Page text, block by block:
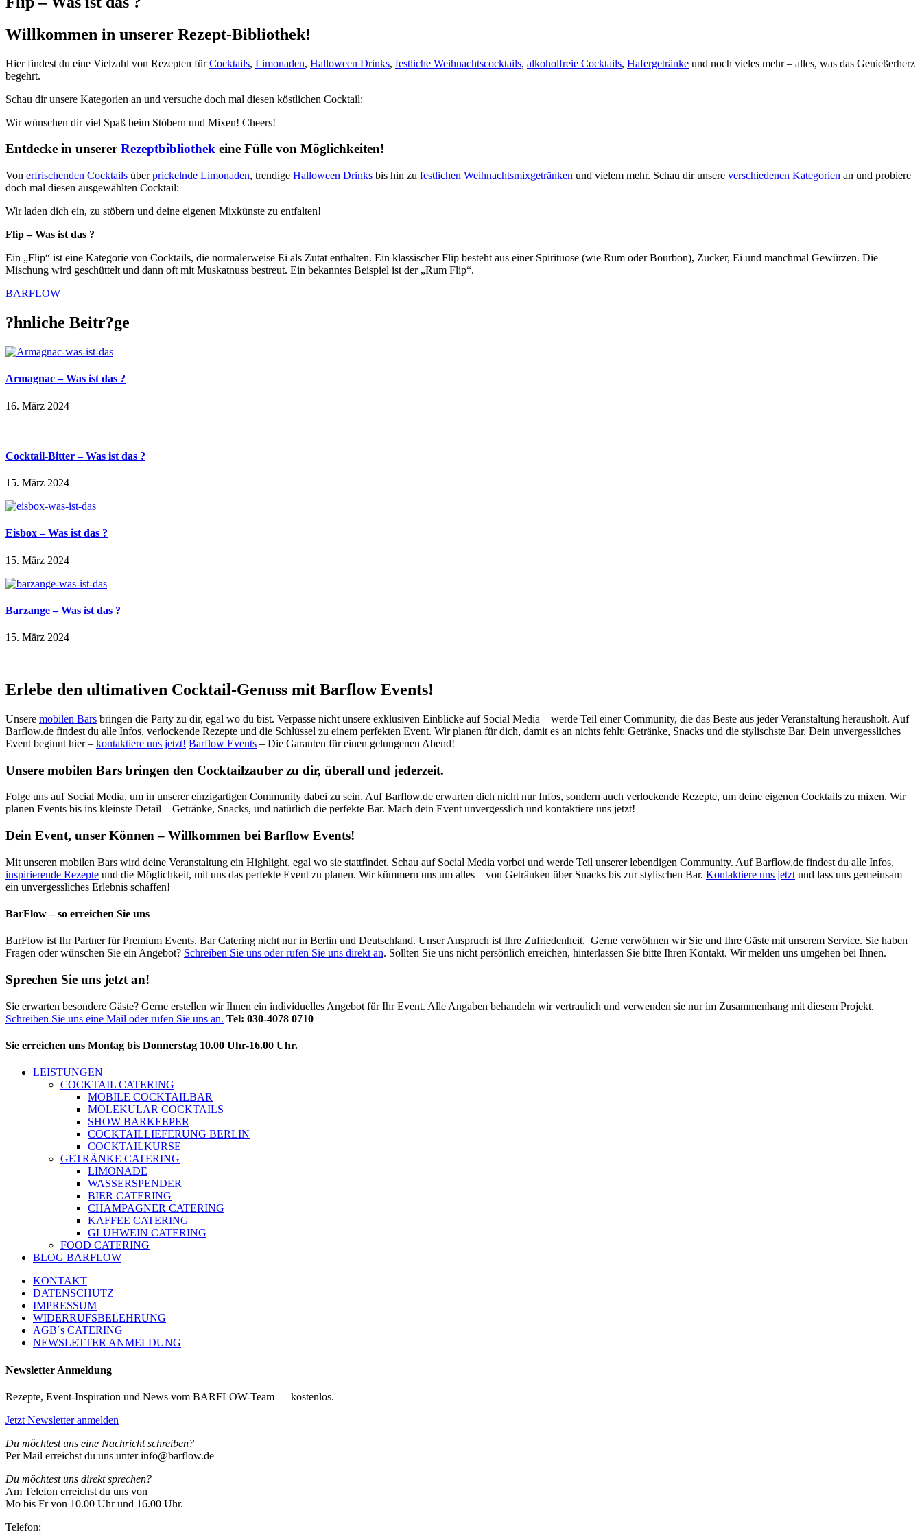
Willkommen in unserer Rezept-Bibliothek!
Hier findest du eine Vielzahl von Rezepten fürCocktails, Limonaden, Halloween Drinks, festliche Weihnachtscocktails, alkoholfreie Cocktails, Hafergetränke und noch vieles mehr – alles, was das Genießerherz
begehrt.
Schau dir unsere Kategorien an und versuche doch mal diesen köstlichen Cocktail:
Wir wünschen dir viel Spaß beim Stöbern und Mixen! Cheers!
Entdecke in unserer Rezeptbibliothek eine Fülle von Möglichkeiten!
Von erfrischenden Cocktails überprickelnde Limonaden, trendige Halloween Drinks bis hin zu festlichen Weihnachtsmixgetränken und vielem mehr. Schau dir unsere verschiedenen Kategorien an und probiere
doch mal diesen ausgewählten Cocktail:
Wir laden dich ein, zu stöbern und deine eigenen Mixkünste zu entfalten!
Flip – Was ist das ?
Ein „Flip“ ist eine Kategorie von Cocktails, die normalerweise Ei als Zutat enthalten. Ein klassischer Flip besteht aus einer Spirituose (wie Rum oder Bourbon), Zucker, Ei und manchmal Gewürzen. Die
Mischung wird geschüttelt und dann oft mit Muskatnuss bestreut. Ein bekanntes Beispiel ist der „Rum Flip“.
BARFLOW
?hnliche Beitr?ge
Armagnac – Was ist das ?
16. März 2024
Cocktail-Bitter – Was ist das ?
15. März 2024
Eisbox – Was ist das ?
15. März 2024
Barzange – Was ist das ?
15. März 2024
Erlebe den ultimativen Cocktail-Genuss mit Barflow Events!
Unsere mobilen Bars bringen die Party zu dir, egal wo du bist. Verpasse nicht unsere exklusiven Einblicke auf Social Media – werde Teil einer Community, die das Beste aus jeder Veranstaltung herausholt. Auf
Barflow.de findest du alle Infos, verlockende Rezepte und die Schlüssel zu einem perfekten Event. Wir planen für dich, damit es an nichts fehlt: Getränke, Snacks und die stylischste Bar. Dein unvergessliches
Event beginnt hier – kontaktiere uns jetzt! Barflow Events – Die Garanten für einen gelungenen Abend!
Unsere mobilen Bars bringen den Cocktailzauber zu dir, überall und jederzeit.
Folge uns auf Social Media, um in unserer einzigartigen Community dabei zu sein. Auf Barflow.de erwarten dich nicht nur Infos, sondern auch verlockende Rezepte, um deine eigenen Cocktails zu mixen. Wir
planen Events bis ins kleinste Detail – Getränke, Snacks, und natürlich die perfekte Bar. Mach dein Event unvergesslich und kontaktiere uns jetzt!
Dein Event, unser Können – Willkommen bei Barflow Events!
Mit unseren mobilen Bars wird deine Veranstaltung ein Highlight, egal wo sie stattfindet. Schau auf Social Media vorbei und werde Teil unserer lebendigen Community. Auf Barflow.de findest du alle Infos,
inspirierende Rezepte und die Möglichkeit, mit uns das perfekte Event zu planen. Wir kümmern uns um alles – von Getränken über Snacks bis zur stylischen Bar. Kontaktiere uns jetzt und lass uns gemeinsam
ein unvergessliches Erlebnis schaffen!
BarFlow – so erreichen Sie uns
BarFlow ist Ihr Partner für Premium Events. Bar Catering nicht nur in Berlin und Deutschland. Unser Anspruch ist Ihre Zufriedenheit. Gerne verwöhnen wir Sie und Ihre Gäste mit unserem Service. Sie haben
Fragen oder wünschen Sie ein Angebot? Schreiben Sie uns oder rufen Sie uns direkt an. Sollten Sie uns nicht persönlich erreichen, hinterlassen Sie bitte Ihren Kontakt. Wir melden uns umgehen bei Ihnen.
Sprechen Sie uns jetzt an!
Sie erwarten besondere Gäste? Gerne erstellen wir Ihnen ein individuelles Angebot für Ihr Event. Alle Angaben behandeln wir vertraulich und verwenden sie nur im Zusammenhang mit diesem Projekt.
Schreiben Sie uns eine Mail oder rufen Sie uns an. Tel: 030-4078 0710
Sie erreichen uns Montag bis Donnerstag 10.00 Uhr-16.00 Uhr.
LEISTUNGEN
COCKTAIL CATERING
MOBILE COCKTAILBAR
MOLEKULAR COCKTAILS
SHOW BARKEEPER
COCKTAILLIEFERUNG BERLIN
COCKTAILKURSE
GETRÄNKE CATERING
LIMONADE
WASSERSPENDER
BIER CATERING
CHAMPAGNER CATERING
KAFFEE CATERING
GLÜHWEIN CATERING
FOOD CATERING
BLOG BARFLOW
KONTAKT
DATENSCHUTZ
IMPRESSUM
WIDERRUFSBELEHRUNG
AGB´s CATERING
NEWSLETTER ANMELDUNG
Newsletter Anmeldung
Rezepte, Event-Inspiration und News vom BARFLOW-Team — kostenlos.
Jetzt Newsletter anmelden
Du möchtest uns eine Nachricht schreiben?
Per Mail erreichst du uns unter info@barflow.de
Du möchtest uns direkt sprechen?
Am Telefon erreichst du uns von
Mo bis Fr von 10.00 Uhr und 16.00 Uhr.
Telefon: